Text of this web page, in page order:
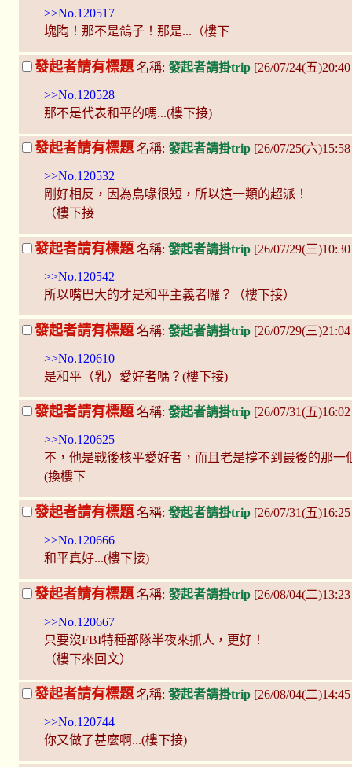
>>No.120517
塊陶！那不是鴿子！那是...（樓下
發起者請有標題 名稱: 發起者請掛trip [26/07/24(五
>>No.120528
那不是代表和平的嗎...(樓下接)
發起者請有標題名稱: 發起者請掛trip [26/07/25(六
>>No.120532
剛好相反，因為鳥喙很短，所以這一類的超派！
（樓下接
發起者請有標題 名稱: 發起者請掛trip [26/07/29(三
>>No.120542
所以嘴巴大的才是和平主義者囉？（樓下接）
發起者請有標題 名稱: 發起者請掛trip [26/07/29(三
>>No.120610
是和平（乳）愛好者嗎？(樓下接)
發起者請有標題名稱: 發起者請掛trip [26/07/31(五
>>No.120625
不，他是戰後核平愛好者，而且老是撐不到最後的那一
(換樓下
發起者請有標題 名稱: 發起者請掛trip [26/07/31(五
>>No.120666
和平真好...(樓下接)
發起者請有標題 名稱: 發起者請掛trip [26/08/04(二
>>No.120667
只要沒FBI特種部隊半夜來抓人，更好！
（樓下來回文）
發起者請有標題名稱: 發起者請掛trip [26/08/04(二
>>No.120744
你又做了甚麼啊...(樓下接)